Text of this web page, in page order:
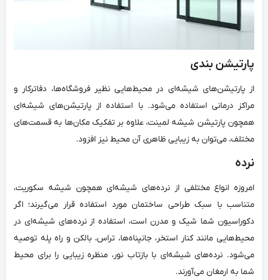
پارتیشن بندی
از پارتیشن‌های شیشه‌ای در محیط‌هایی نظیر فروشگاه‌ها، دفاترکار و
مراکز درمانی استفاده می‌شود. با استفاده از پارتیشن‌های شیشه‌ای
همچون پارتیشن شیشه‌ لمینت، علاوه بر تفکیک مکان‌ها به قسمت‌های
مختلف، می‌توان به زیبایی ظاهری آن محیط نیز افزود.
نرده‌
امروزه انواع مختلفی از نرده‌های شیشه‌ای همچون شیشه سکوریت،
متناسب با سبک طراحی ساختمان مورد استفاده قرار می‌گیرند؛ اگر
دکوراسیون شما شیک و مدرن است، استفاده از نرده‌های شیشه‌ای در
محیط‌هایی مانند کنار استخر، جانپناه‌ها، تراس، بالکن و راه پله توصیه
می‌شود. نرده‌های شیشه‌ای با بازتاب نور، منظره‌ زیبایی را برای محیط
شما به ارمغان می‌آورند.